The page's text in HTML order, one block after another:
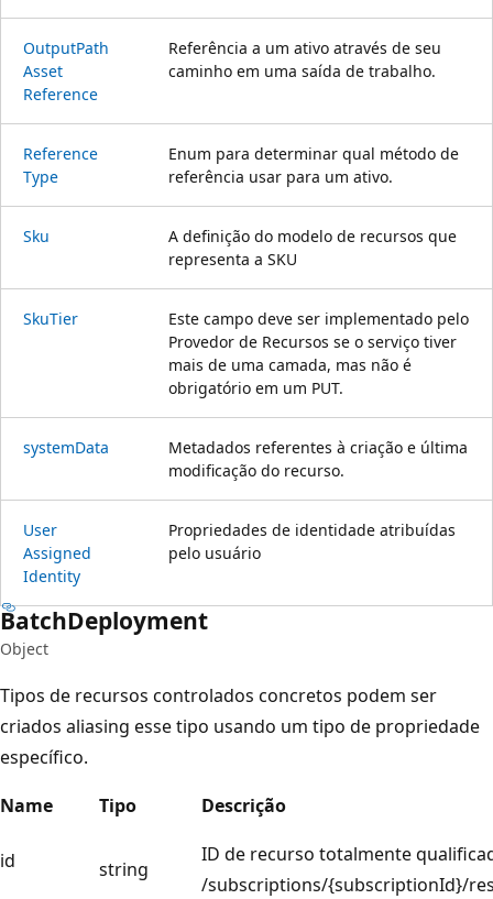
OutputPath
Asset
Reference
Referência a um ativo através de seu
caminho em uma saída de trabalho.
Reference
Type
Enum para determinar qual método de
referência usar para um ativo.
Sku
A definição do modelo de recursos que
representa a SKU
SkuTier
Este campo deve ser implementado pelo
Provedor de Recursos se o serviço tiver
mais de uma camada, mas não é
obrigatório em um PUT.
systemData
Metadados referentes à criação e última
modificação do recurso.
User
Assigned
Identity
Propriedades de identidade atribuídas
pelo usuário
BatchDeployment
Object
Tipos de recursos controlados concretos podem ser
criados aliasing esse tipo usando um tipo de propriedade
específico.
Name
Tipo Descrição
id string
ID de recurso totalmente
/subscriptions/{subscriptionId}/